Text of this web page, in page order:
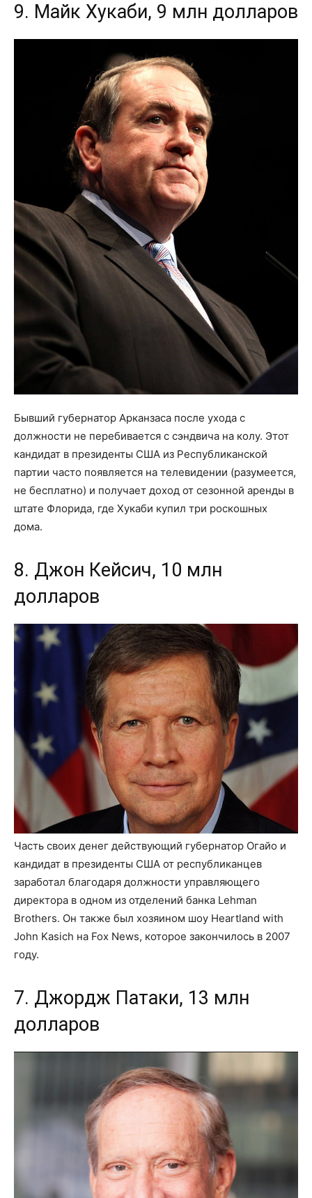
9. Майк Хукаби, 9 млн долларов
Бывший губернатор Арканзаса после ухода с
должности не перебивается с сэндвича на колу. Этот
кандидат в президенты США из Республиканской
партии часто появляется на телевидении (разумеется,
не бесплатно) и получает доход от сезонной аренды в
штате Флорида, где Хукаби купил три роскошных
дома.
8. Джон Кейсич, 10 млн
долларов
Часть своих денег действующий губернатор Огайо и
кандидат в президенты США от республиканцев
заработал благодаря должности управляющего
директора в одном из отделений банка Lehman
Brothers. Он также был хозяином шоу Heartland with
John Kasich на Fox News, которое закончилось в 2007
году.
7. Джордж Патаки, 13 млн
долларов